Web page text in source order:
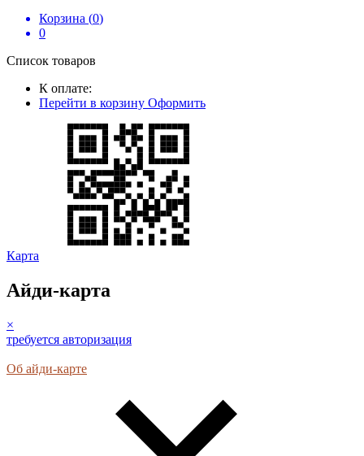
Корзина (0)
0
Список товаров
К оплате:
Перейти в корзину Оформить
Карта
Айди-карта
×
требуется авторизация
Об айди-карте